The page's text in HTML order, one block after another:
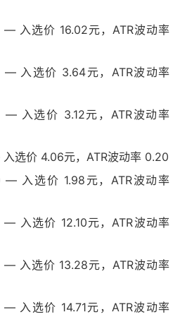
— 入选价 16.02元，ATR波动率
— 入选价 3.64元，ATR波动率
— 入选价 3.12元，ATR波动率
选价 4.06元，ATR波动率 0.20
— 入选价 1.98元，ATR波动率
— 入选价 12.10元，ATR波动率
— 入选价 13.28元，ATR波动率
— 入选价 14.71元，ATR波动率